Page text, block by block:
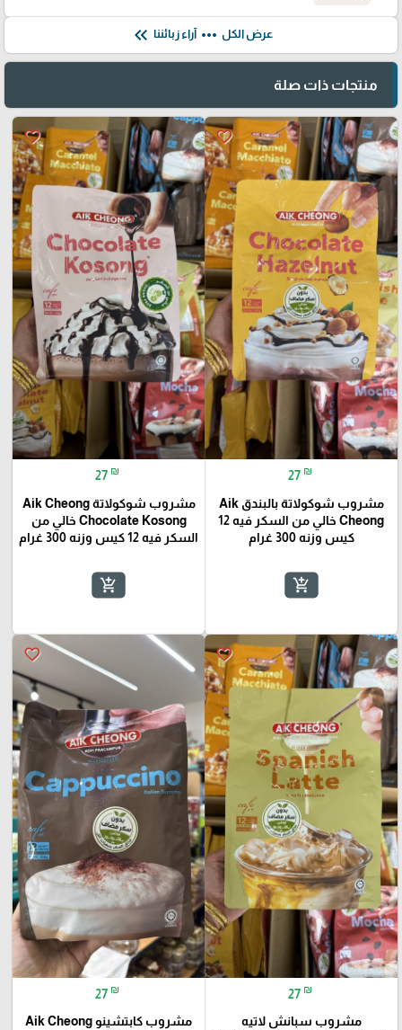
عرض الكل more_horiz آراء زبائننا keyboard_double_arrow_left
منتجات ذات صلة
favorite_border
27 ₪
مشروب شوكولاتة بالبندق Aik
Cheong خالي من السكر فيه 12
كيس وزنه 300 غرام
add_shopping_cart
favorite_border
27 ₪
مشروب شوكولاتة Aik Cheong
Chocolate Kosong خالي من
السكر فيه 12 كيس وزنه 300 غرام
add_shopping_cart
favorite_border
27 ₪
مشروب سبانش لاتيه
favorite_border
27 ₪
مشروب كابتشينو Aik Cheong